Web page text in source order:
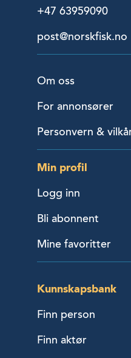
+47 63959090
post@norskfisk.no
Om oss
For annonsører
Personvern &
Min profil
Logg inn
Bli abonnent
Mine favoritter
Kunnskapsbank
Finn person
Finn aktør